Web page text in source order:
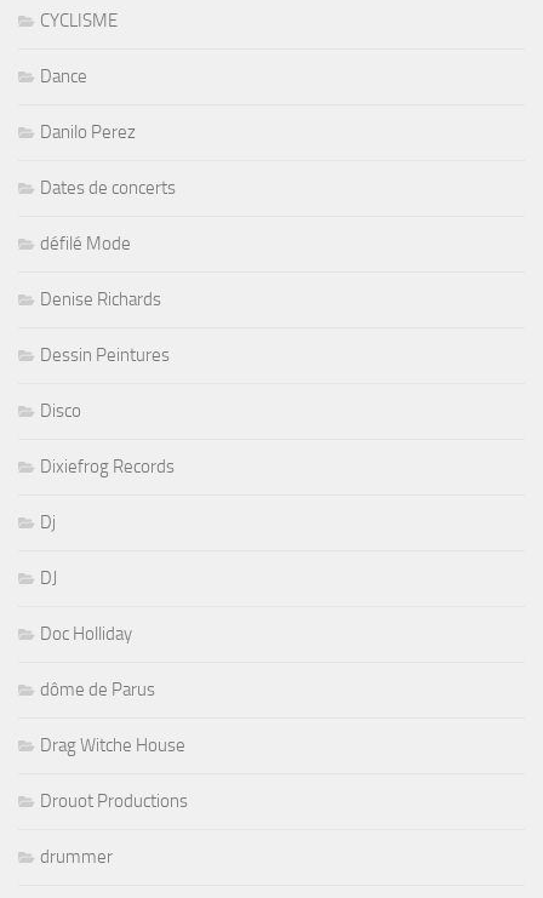
CYCLISME
Dance
Danilo Perez
Dates de concerts
défilé Mode
Denise Richards
Dessin Peintures
Disco
Dixiefrog Records
Dj
DJ
Doc Holliday
dôme de Parus
Drag Witche House
Drouot Productions
drummer